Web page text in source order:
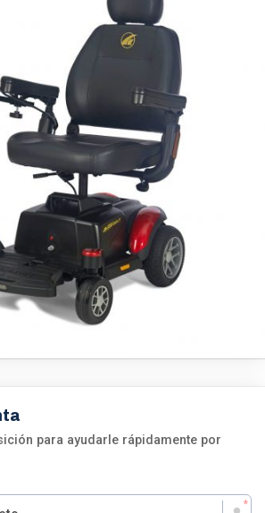
para ayudarle rápidamente por